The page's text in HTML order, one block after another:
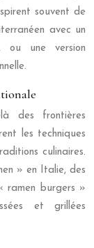
souvent de
avec un
ou une version
des frontières
les techniques
culinaires.
» en Italie, des
ramen burgers »
et grillées